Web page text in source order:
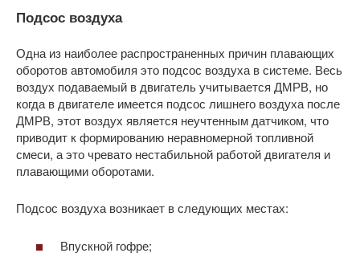
Подсос воздуха
Одна из наиболее распространенных причин плавающих
оборотов автомобиля это подсос воздуха в системе. Весь
воздух подаваемый в двигатель учитывается ДМРВ, но
когда в двигателе имеется подсос лишнего воздуха после
ДМРВ, этот воздух является неучтенным датчиком, что
приводит к формированию неравномерной топливной
смеси, а это чревато нестабильной работой двигателя и
плавающими оборотами.
Подсос воздуха возникает в следующих местах:
Впускной гофре;